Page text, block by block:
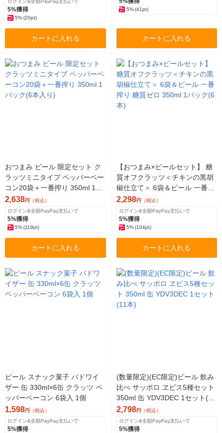
ログイン&全額PayPay支払いで
5%獲得
5%(20pt)
カートに入れる
5% (41pt)
カートに入れる
おつまみ ビール 限定セット ク
ラッツミニタイプ ペッパーベー
コン20袋＋一番搾り 350ml 1パ
ック(6本入り)
2,638円 （税込）
ログイン&全額PayPay支払いで
5%獲得
5%(119pt)
カートに入れる
【おつまみ×ビールセット】 糖
質オフクラッツ＜チキンの黒胡
椒仕立て＞ 6袋＆ビール 一番搾
り 糖質ゼロ 350ml 1パック(6本)
2,298円 （税込）
ログイン&全額PayPay支払いで
5%獲得
5% (104pt)
カートに入れる
ビール スナック菓子 バドワイ
ザー 缶 330ml×6缶 クラッツ ペ
ッパーベーコン 6袋入 1個
1,598円 （税込）
ログイン&全額PayPay支払いで
5%獲得
(数量限定)(EC限定)ビール 飲み
比べ サッポロ ヱビス5種セット
350ml 缶 YDV3DEC 1セット(11
本)
2,798円 （税込）
ログイン&全額PayPay支払いで
5%獲得